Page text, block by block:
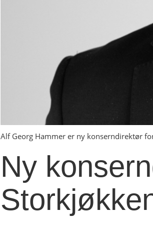
Alf Georg Hammer er ny konserndirektør
Ny